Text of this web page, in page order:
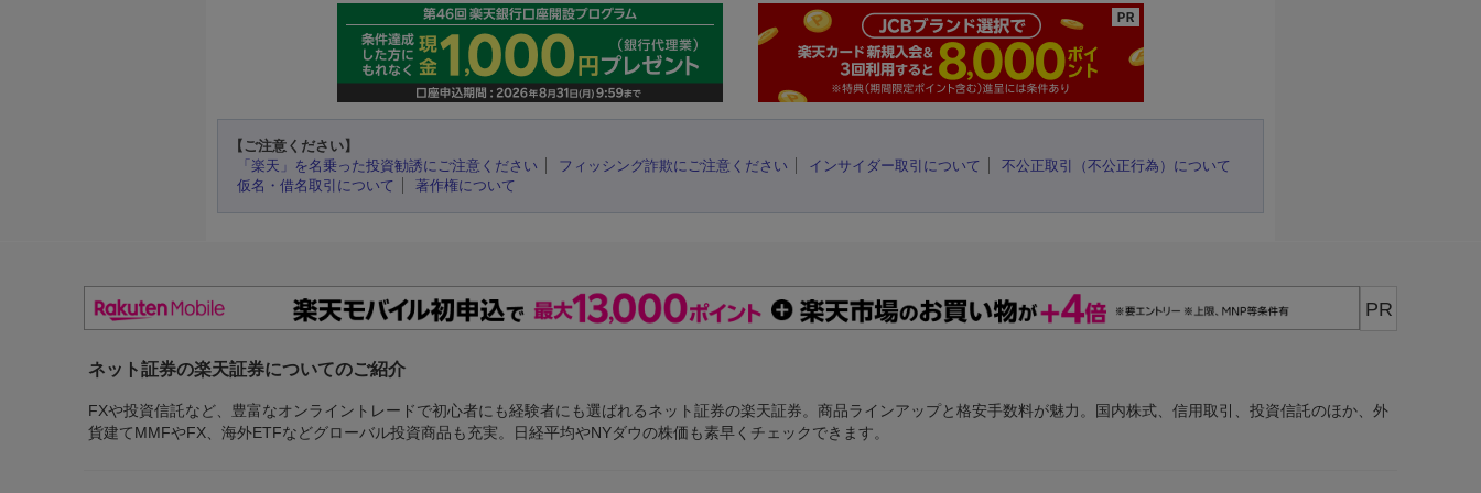
【ご注意ください】
「楽天」を名乗った投資勧誘にご注意ください
フィッシング詐欺にご注意ください インサイダー取引について
不公正取引（不公正行為）について
仮名・借名取引について
著作権について
PR
ネット証券の楽天証券についてのご紹介
FXや投資信託など、豊富なオンライントレードで初心者にも経験者にも選ばれるネット証券の楽天証券。商品ラインアップと格安手数料が魅力。国内株式、信用取引、投資信託のほか、外
貨建てMMFやFX、海外ETFなどグローバル投資商品も充実。日経平均やNYダウの株価も素早くチェックできます。